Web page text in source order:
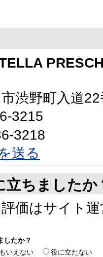
渋野町入道22
3215
3218
送る
立ちましたか
価はサイト
したか？
いえない
役に立たない